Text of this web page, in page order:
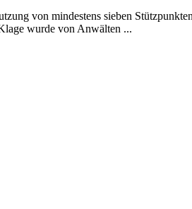
von mindestens sieben
wurde von Anwälten ...